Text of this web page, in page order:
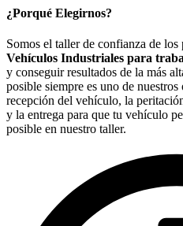
¿Porqué Elegirnos?
Somos el taller de confianza de los
Vehículos Industriales para
y conseguir resultados de la más
posible siempre es uno de
recepción del vehículo, la
y la entrega para que tu vehículo
posible en nuestro taller.